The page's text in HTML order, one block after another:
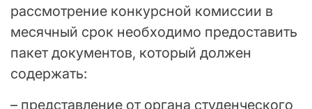
рассмотрение конкурсной комиссии в
месячный срок необходимо предоставить
пакет документов, который должен
содержать:
– представление от органа студенческого